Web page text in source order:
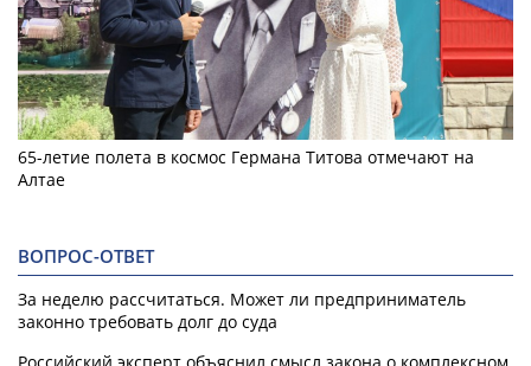
65-летие полета в космос Германа Титова отмечают на
Алтае
ВОПРОС-ОТВЕТ
За неделю рассчитаться. Может ли предприниматель
законно требовать долг до суда